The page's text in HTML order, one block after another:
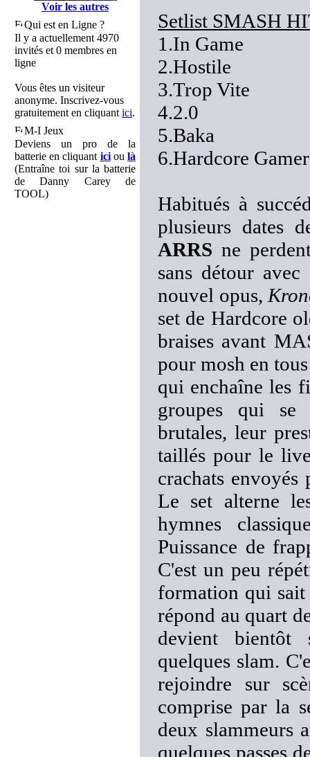
Voir les autres
Qui est en Ligne ?
Il y a actuellement 4970
invités et 0 membres en
ligne
Vous êtes un visiteur
anonyme. Inscrivez-vous
gratuitement en cliquant ici.
M-I Jeux
Deviens un pro de la
batterie en cliquant icioulà
(Entraîne toi sur la batterie
de Danny Carey de
TOOL)
Setlist SMASH
1.In Game
2.Hostile
3.Trop Vite
4.2.0
5.Baka
6.Hardcore Gamer
Habitués à
plusieurs dates
ARRS ne
sans détour
nouvel opus,
set de Hardcore
braises avant
pour mosh en
qui enchaîne les
groupes qui se
brutales, leur
taillés pour le
crachats
Le set alterne
hymnes
Puissance de
C'est un peu
formation qui sait
répond au quart
devient bientôt
quelques slam.
rejoindre sur
comprise par la
deux slammeurs
quelques passes